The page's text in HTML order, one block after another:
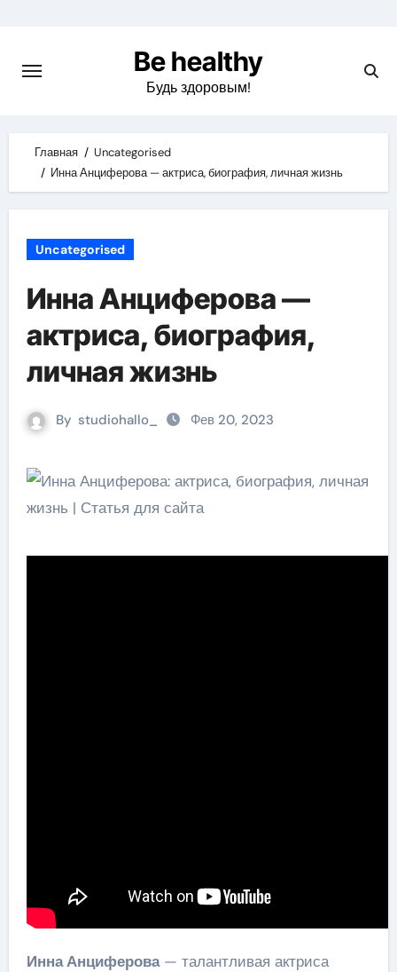
content
Be healthy
Будь здоровым!
Главная
Uncategorised
Инна Анциферова — актриса, биография, личная жизнь
Uncategorised
Инна Анциферова —
актриса, биография,
личная жизнь
By studiohallo_ Фев 20, 2023
Инна Анциферова— талантливая актриса